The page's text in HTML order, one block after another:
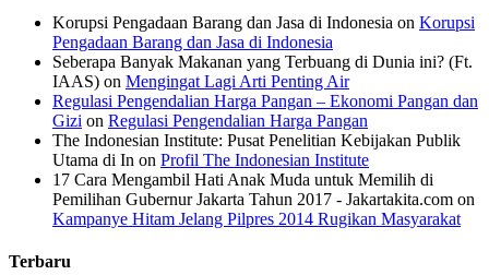
Korupsi Pengadaan Barang dan Jasa di Indonesia on Korupsi
Pengadaan Barang dan Jasa di Indonesia
Seberapa Banyak Makanan yang Terbuang di Dunia ini? (Ft.
IAAS) on Mengingat Lagi Arti Penting Air
Regulasi Pengendalian Harga Pangan – Ekonomi Pangan dan
Gizi on Regulasi Pengendalian Harga Pangan
The Indonesian Institute: Pusat Penelitian Kebijakan Publik
Utama di In on Profil The Indonesian Institute
17 Cara Mengambil Hati Anak Muda untuk Memilih di
Pemilihan Gubernur Jakarta Tahun 2017 - Jakartakita.com on
Kampanye Hitam Jelang Pilpres 2014 Rugikan Masyarakat
Terbaru